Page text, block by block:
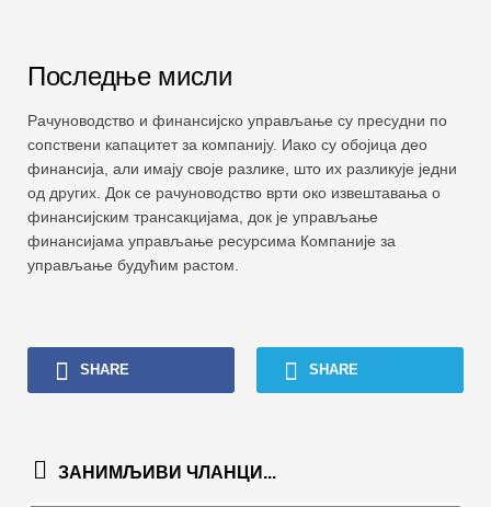
Последње мисли
Рачуноводство и финансијско управљање су пресудни по
сопствени капацитет за компанију. Иако су обојица део
финансија, али имају своје разлике, што их разликује једни
од других. Док се рачуноводство врти око извештавања о
финансијским трансакцијама, док је управљање
финансијама управљање ресурсима Компаније за
управљање будућим растом.
SHARE SHARE
ЗАНИМЉИВИ ЧЛАНЦИ...